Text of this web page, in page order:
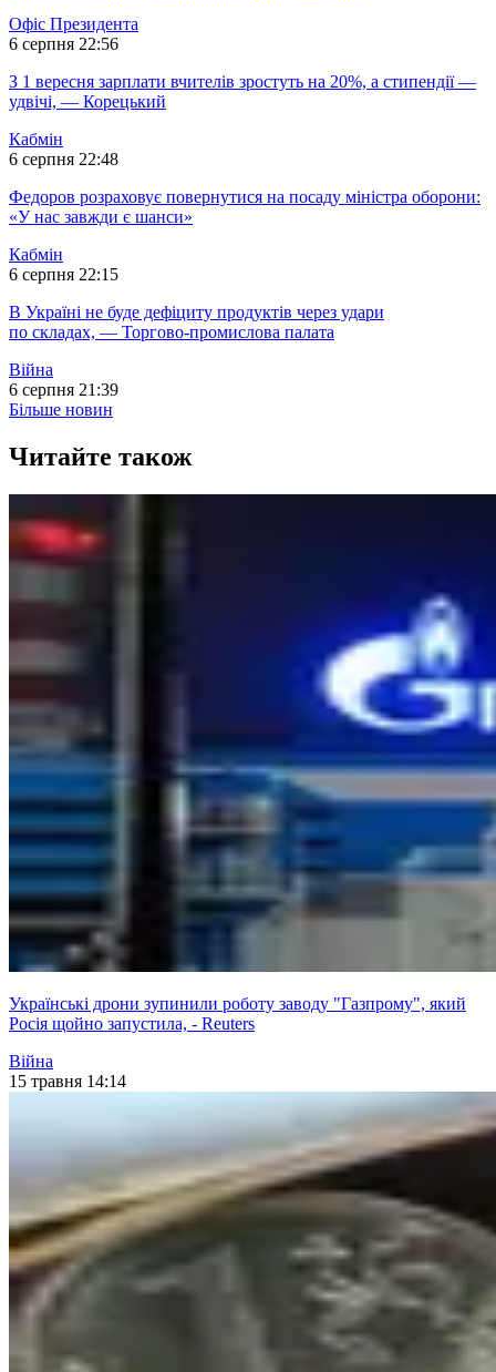
Офіс Президента
6 серпня 22:56
З 1 вересня зарплати вчителів зростуть на 20%, а стипендії —
удвічі, — Корецький
Кабмін
6 серпня 22:48
Федоров розраховує повернутися на посаду міністра оборони:
«У нас завжди є шанси»
Кабмін
6 серпня 22:15
В Україні не буде дефіциту продуктів через удари
по складах, — Торгово-промислова палата
Війна
6 серпня 21:39
Більше новин
Читайте також
Українські дрони зупинили роботу заводу "Газпрому", який
Росія щойно запустила, - Reuters
Війна
15 травня 14:14